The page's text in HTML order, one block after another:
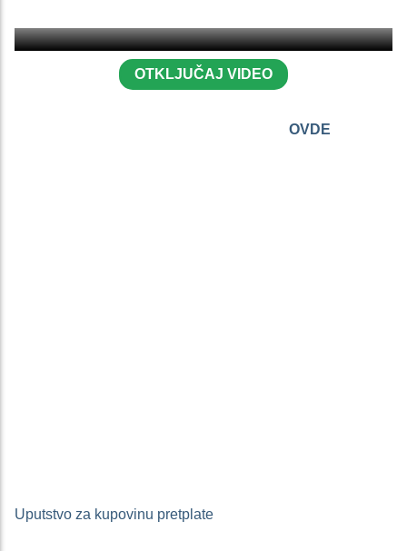
OTKLJUČAJ VIDEO
OVDE
Uputstvo za kupovinu pretplate